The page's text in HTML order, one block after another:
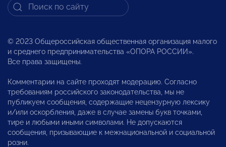
© 2023 Общероссийская общественная организация малого
и среднего предпринимательства «ОПОРА РОССИИ».
Все права защищены.
Комментарии на сайте проходят модерацию. Согласно
требованиям российского законодательства, мы не
публикуем сообщения, содержащие нецензурную лексику
и/или оскорбления, даже в случае замены букв точками,
тире и любыми иными символами. Не допускаются
сообщения, призывающие к межнациональной и социальной
розни.